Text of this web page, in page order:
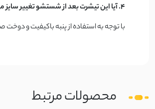
۴. آیا این تیشرت بعد از شستشو تغییر سایز می‌دهد؟
با توجه به استفاده از پنبه باکیفیت و
محصولات مرتبط